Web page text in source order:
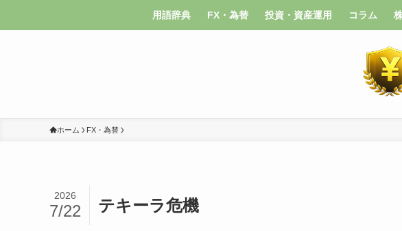
用語辞典 FX・為替 投資・資産運用 コラム
ホーム FX・為替
テキーラ危機
2026
7/22